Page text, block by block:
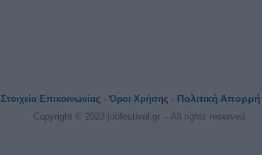
Στοιχεία Επικοινωνίας - Όροι Χρήσης - Πολιτική
Copyright © 2023 jobfestival.gr -- All rights reserved